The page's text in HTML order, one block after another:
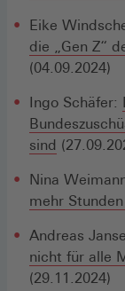
Eike
die „Gen Z“
(04.09.2024)
Ingo Schäfer:
sind
Nina
mehr
Andreas
nicht für alle
(29.11.2024)